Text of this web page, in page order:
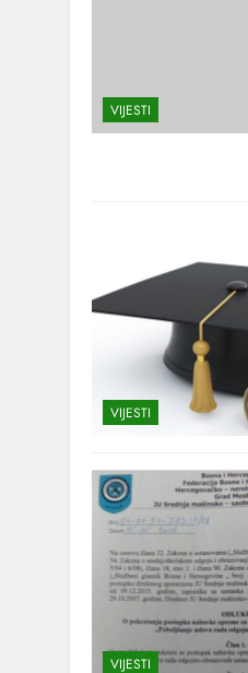
VIJESTI
VIJESTI
VIJESTI